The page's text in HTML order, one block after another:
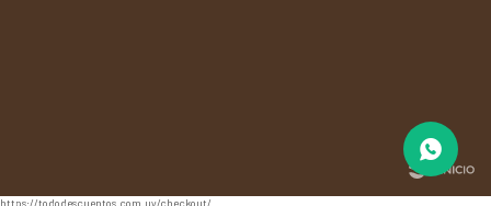
https://tododescuentos.com.uy/checkout/